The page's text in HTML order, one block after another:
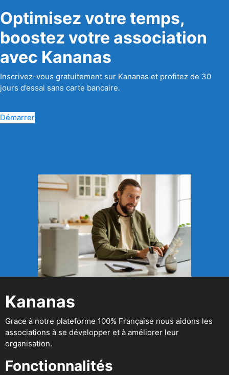
Optimisez votre temps,
boostez votre association
avec Kananas
Inscrivez-vous gratuitement sur Kananas et profitez de 30
jours d’essai sans carte bancaire.
Démarrer
Kananas
Grace à notre plateforme 100% Française nous aidons les
associations à se développer et à améliorer leur
organisation.
Fonctionnalités